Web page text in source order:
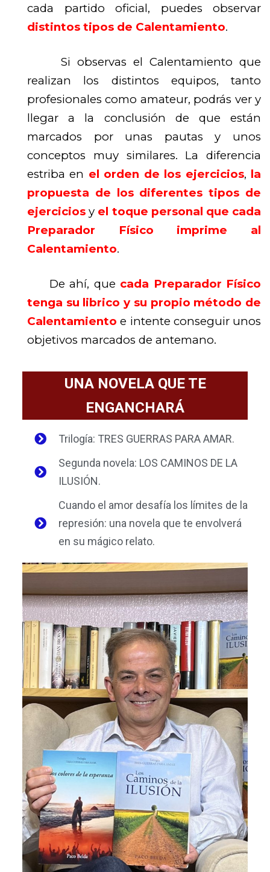
cada partido oficial, puedes observar
distintos tipos de Calentamiento.
Si observas el Calentamiento que
realizan los distintos equipos, tanto
profesionales como amateur, podrás ver y
llegar a la conclusión de que están
marcados por unas pautas y unos
conceptos muy similares. La diferencia
estriba en el orden de los ejercicios, la
propuesta de los diferentes tipos de
ejercicios y el toque personal que cada
Preparador Físico imprime al
Calentamiento.
De ahí, que cada Preparador Físico
tenga su librico y su propio método de
Calentamiento e intente conseguir unos
objetivos marcados de antemano.
UNA NOVELA QUE TE
ENGANCHARÁ
Trilogía: TRES GUERRAS PARA AMAR.
Segunda novela: LOS CAMINOS DE LA
ILUSIÓN.
Cuando el amor desafía los límites de la
represión: una novela que te envolverá
en su mágico relato.